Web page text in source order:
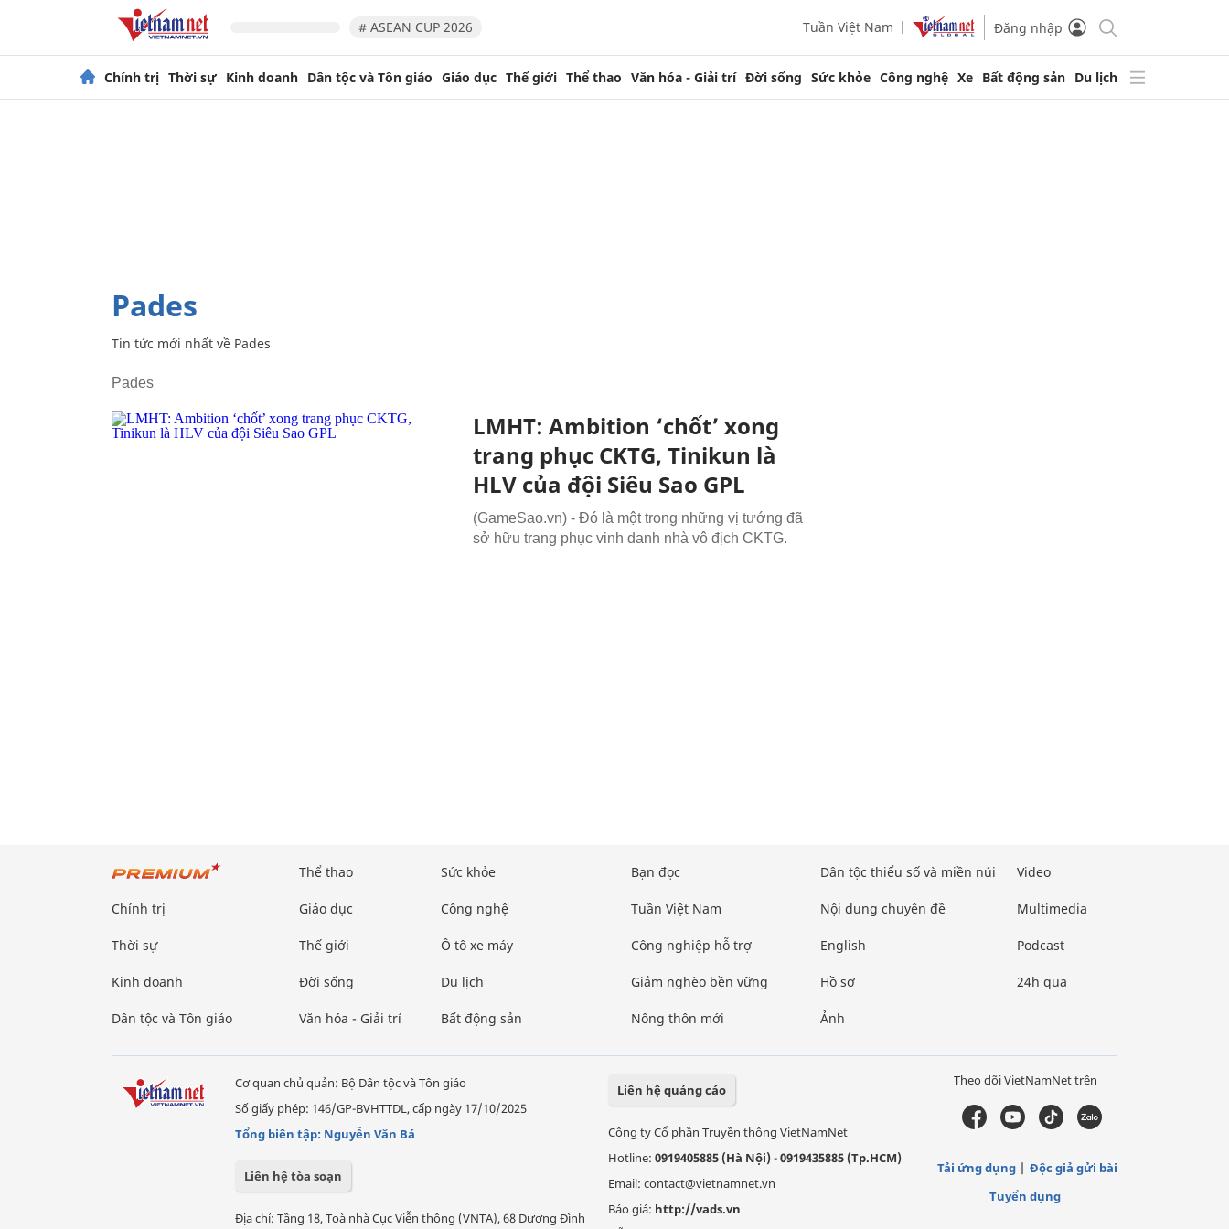
# ASEAN CUP 2026 Tuần Việt Nam Đăng nhập
Chính trị Thời sự Kinh doanh Dân tộc và Tôn giáo Giáo dục Thế giới Thể thao Văn hóa - Giải trí Đời sống Sức khỏe Công nghệ Xe Bất động sản Du lịch
Pades
Tin tức mới nhất về Pades
Pades
LMHT: Ambition ‘chốt’ xong
trang phục CKTG, Tinikun là
HLV của đội Siêu Sao GPL
(GameSao.vn) - Đó là một trong những vị tướng đã
sở hữu trang phục vinh danh nhà vô địch CKTG.
Chính trị
Thời sự
Kinh doanh
Dân tộc và Tôn giáo
Thể thao
Giáo dục
Thế giới
Đời sống
Văn hóa - Giải trí
Sức khỏe
Công nghệ
Ô tô xe máy
Du lịch
Bất động sản
Bạn đọc
Tuần Việt Nam
Công nghiệp hỗ trợ
Giảm nghèo bền vững
Nông thôn mới
Dân tộc thiểu số và miền núi
Nội dung chuyên đề
English
Hồ sơ
Ảnh
Video
Multimedia
Podcast
24h qua
Cơ quan chủ quản: Bộ Dân tộc và Tôn giáo
Số giấy phép: 146/GP-BVHTTDL, cấp ngày 17/10/2025
Tổng biên tập: Nguyễn Văn Bá
Liên hệ tòa soạn
Địa chỉ: Tầng 18, Toà nhà Cục Viễn thông (VNTA), 68 Dương Đình
Liên hệ quảng cáo
Công ty Cổ phần Truyền thông VietNamNet
Hotline: 0919405885 (Hà Nội)-0919435885 (Tp.HCM)
Email: contact@vietnamnet.vn
Báo giá: http://vads.vn
Theo dõi VietNamNet trên
Tải ứng dụng
Độc giả gửi bài
Tuyển dụng